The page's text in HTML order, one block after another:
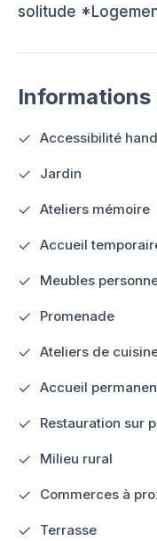
solitude
Accessibilité
Jardin
Ateliers mémoire
Accueil
Meubles
Promenade
Ateliers de
Accueil
Restauration sur
Milieu rural
Commerces à
Terrasse